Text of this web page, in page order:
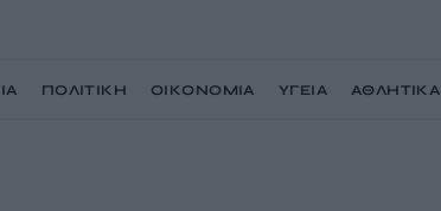
ΠΟΛΙΤΙΚΗ ΟΙΚΟΝΟΜΙΑ ΥΓΕΙΑ ΑΘΛΗΤΙΚΑ